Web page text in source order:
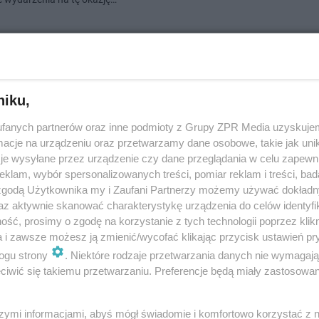
w Polsce szkolny bar sałatkowy wraca do życia!
w Gliwicach, ten doskonale zna szkolny bar sałatkowy "U Króla
sklepik działał w kultowym "okrąglaczku" przy starówce. Teraz
lokal znalazł nowe…
powstanie shot-bar Fuego!
Fuego na ul. Mariackiej w Katowicach postanowili powtórzyć swój
partnerów oraz inne podmioty z Grupy ZPR Media
na urządzeniu oraz przetwarzamy dane osobowe, takie jak
wysyłane przez urządzenie czy dane przeglądania w celu
wybór spersonalizowanych treści, pomiar reklam i treści,
Użytkownika my i Zaufani Partnerzy możemy używać
aktywnie skanować charakterystykę urządzenia do celów
prosimy o zgodę na korzystanie z tych technologii poprzez
i zawsze możesz ją zmienić/wycofać klikając przycisk ustawień
strony
. Niektóre rodzaje przetwarzania danych nie
się takiemu przetwarzaniu. Preferencje będą miały
informacjami, abyś mógł świadomie i komfortowo korzystać z